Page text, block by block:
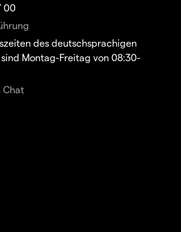
00
des deutschsprachigen
Montag-Freitag von 08:30-
Chat